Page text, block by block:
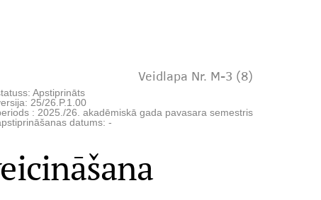
Veidlapa Nr. M-3 (8)
Apstiprināts
25/26.P.1.00
: 2025./26. akadēmiskā gada pavasara semestris
datums: -